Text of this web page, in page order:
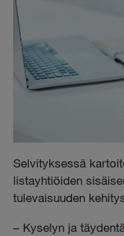
Selvityksessä
listayhtiöiden
tulevaisuuden
– Kyselyn ja